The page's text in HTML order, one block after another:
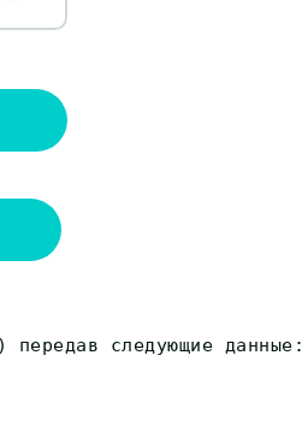
следующие данные: